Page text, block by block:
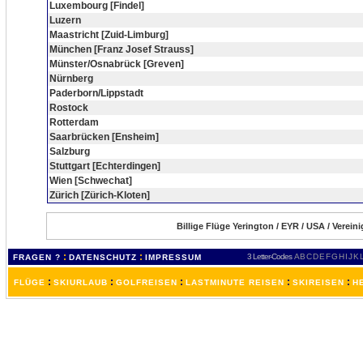
Luxembourg [Findel]
Luzern
Maastricht [Zuid-Limburg]
München [Franz Josef Strauss]
Münster/Osnabrück [Greven]
Nürnberg
Paderborn/Lippstadt
Rostock
Rotterdam
Saarbrücken [Ensheim]
Salzburg
Stuttgart [Echterdingen]
Wien [Schwechat]
Zürich [Zürich-Kloten]
Billige Flüge Yerington / EYR / USA /
FRAGEN ? : DATENSCHUTZ : IMPRESSUM 3 Letter-Codes ABCDEFGH IJKL
FLÜGE : SKIURLAUB : GOLFREISEN : LASTMINUTE REISEN : SKIREISEN :